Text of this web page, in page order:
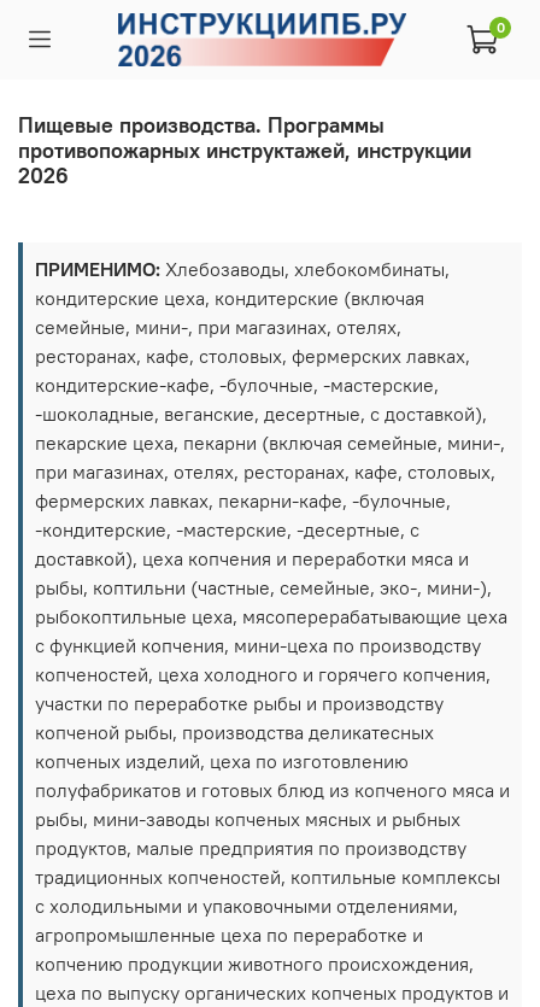
0
Пищевые производства. Программы
противопожарных инструктажей, инструкции
2026
ПРИМЕНИМО: Хлебозаводы, хлебокомбинаты,
кондитерские цеха, кондитерские (включая
семейные, мини-, при магазинах, отелях,
ресторанах, кафе, столовых, фермерских лавках,
кондитерские-кафе, -булочные, -мастерские,
-шоколадные, веганские, десертные, с доставкой),
пекарские цеха, пекарни (включая семейные, мини-,
при магазинах, отелях, ресторанах, кафе, столовых,
фермерских лавках, пекарни-кафе, -булочные,
-кондитерские, -мастерские, -десертные, с
доставкой), цеха копчения и переработки мяса и
рыбы, коптильни (частные, семейные, эко-, мини-),
рыбокоптильные цеха, мясоперерабатывающие цеха
с функцией копчения, мини-цеха по производству
копченостей, цеха холодного и горячего копчения,
участки по переработке рыбы и производству
копченой рыбы, производства деликатесных
копченых изделий, цеха по изготовлению
полуфабрикатов и готовых блюд из копченого мяса и
рыбы, мини-заводы копченых мясных и рыбных
продуктов, малые предприятия по производству
традиционных копченостей, коптильные комплексы
с холодильными и упаковочными отделениями,
агропромышленные цеха по переработке и
копчению продукции животного происхождения,
цеха по выпуску органических копченых продуктов и